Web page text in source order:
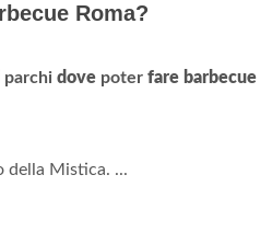
Roma?
parchi dove poter fare barbecue
della Mistica. ...